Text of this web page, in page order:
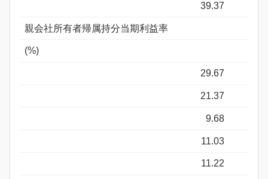
39.37
親会社所有者帰属持分当期利益率
(%)
29.67
21.37
9.68
11.03
11.22